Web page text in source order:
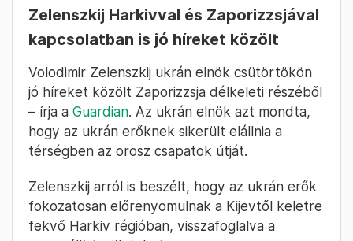
Zelenszkij Harkivval és Zaporizzsjával
kapcsolatban is jó híreket közölt
Volodimir Zelenszkij ukrán elnök csütörtökön
jó híreket közölt Zaporizzsja délkeleti részéből
– írja a Guardian. Az ukrán elnök azt mondta,
hogy az ukrán erőknek sikerült elállnia a
térségben az orosz csapatok útját.
Zelenszkij arról is beszélt, hogy az ukrán erők
fokozatosan előrenyomulnak a Kijevtől keletre
fekvő Harkiv régióban, visszafoglalva a